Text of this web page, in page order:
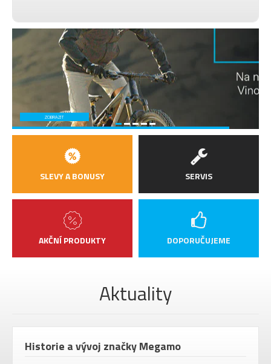
ZOBRAZIT
SLEVY A BONUSY
AKČNÍ PRODUKTY
SERVIS
DOPORUČUJEME
Aktuality
Historie a vývoj značky Megamo